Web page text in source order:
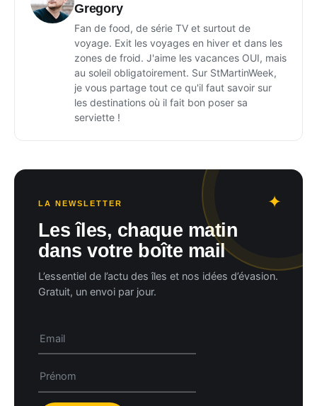
Gregory
Fan de food, de série TV et surtout de
voyage. Exit les voyages en hiver et dans les
zones de froid. J'aime les vacances OUI, mais
au soleil obligatoirement. Sur StMartinWeek,
je vous partage tout ce qu'il faut savoir sur
les destinations où il fait bon poser sa
serviette !
LA NEWSLETTER
Les îles, chaque matin
dans votre boîte mail
L’essentiel de l’actu des îles et nos idées d’évasion.
Gratuit, un envoi par jour.